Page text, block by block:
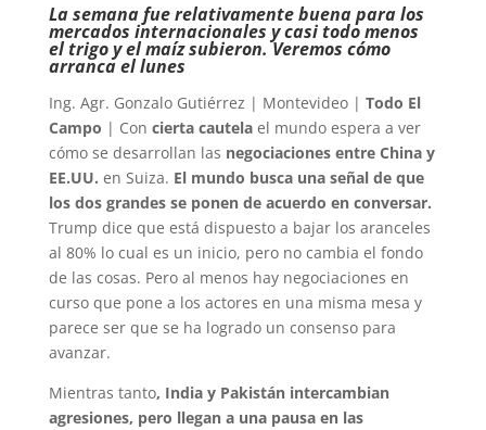
La semana fue relativamente buena para los
mercados internacionales y casi todo menos
el trigo y el maíz subieron. Veremos cómo
arranca el lunes
Ing. Agr. Gonzalo Gutiérrez | Montevideo | Todo El
Campo | Con cierta cautelael mundo espera a ver
cómo se desarrollan las negociaciones entre China y
EE.UU. en Suiza. El mundo busca una señal de que
los dos grandes se ponen de acuerdo en conversar.
Trump dice que está dispuesto a bajar los aranceles
al 80% lo cual es un inicio, pero no cambia el fondo
de las cosas. Pero al menos hay negociaciones en
curso que pone a los actores en una misma mesa y
parece ser que se ha logrado un consenso para
avanzar.
Mientras tanto, India y Pakistán intercambian
agresiones, pero llegan a una pausa en las